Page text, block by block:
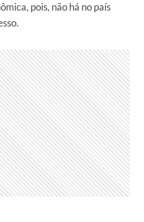
pois, não há no país